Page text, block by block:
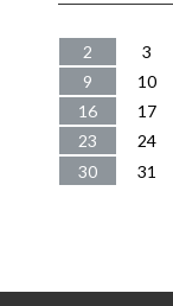
2
3
9
10
16
17
23
24
30
31